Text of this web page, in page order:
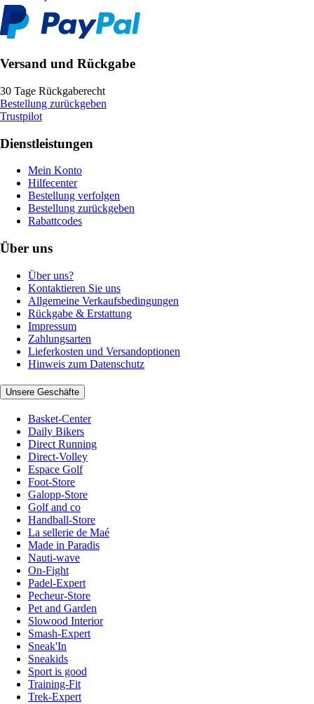
Versand und Rückgabe
30 Tage Rückgaberecht
Bestellung zurückgeben
Trustpilot
Dienstleistungen
Mein Konto
Hilfecenter
Bestellung verfolgen
Bestellung zurückgeben
Rabattcodes
Über uns
Über uns?
Kontaktieren Sie uns
Allgemeine Verkaufsbedingungen
Rückgabe & Erstattung
Impressum
Zahlungsarten
Lieferkosten und Versandoptionen
Hinweis zum Datenschutz
Unsere Geschäfte
Basket-Center
Daily Bikers
Direct Running
Direct-Volley
Espace Golf
Foot-Store
Galopp-Store
Golf and co
Handball-Store
La sellerie de Maé
Made in Paradis
Nauti-wave
On-Fight
Padel-Expert
Pecheur-Store
Pet and Garden
Slowood Interior
Smash-Expert
Sneak'In
Sneakids
Sport is good
Training-Fit
Trek-Expert